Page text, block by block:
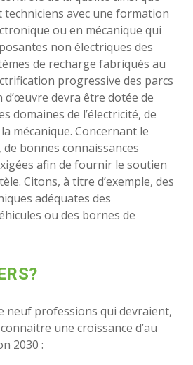
avec une formation
ou en mécanique qui
non électriques des
de recharge fabriqués au
progressive des parcs
d’œuvre devra être dotée de
domaines de l’électricité, de
mécanique. Concernant le
bonnes connaissances
afin de fournir le soutien
Citons, à titre d’exemple, des
adéquates des
ou des bornes de
neuf professions qui devraient,
une croissance d’au
2030 :